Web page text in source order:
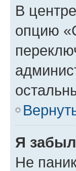
В
опцию
Я
Не